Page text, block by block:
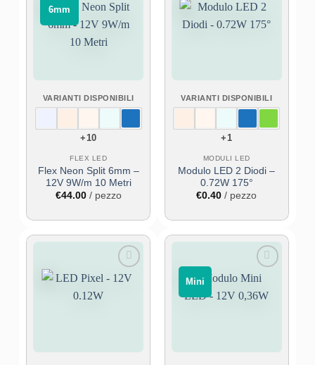
⠀6mm⠀
Aggiungi
alla lista
dei
VARIANTI DISPONIBILI
+10
FLEX LED
Flex Neon Split 6mm –
12V 9W/m 10 Metri
€44.00/ pezzo
Aggiungi
dei
VARIANTI DISPONIBILI
+1
MODULI LED
Modulo LED 2 Diodi –
0.72W 175°
€0.40 / pezzo
Aggiungi
‎ ‎ Mini‎ ‎ ‎
Aggiungi
dei